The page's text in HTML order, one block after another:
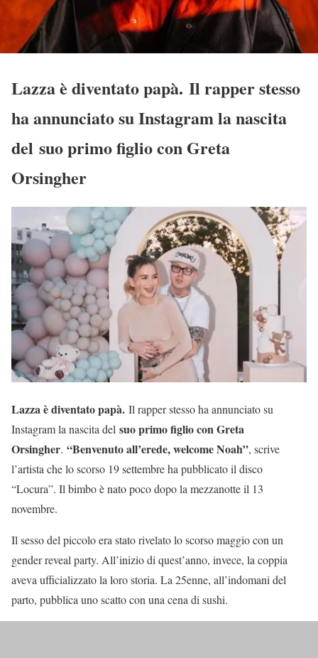
Lazza è diventato papà. Il rapper stesso
ha annunciato su Instagram la nascita
del suo primo figlio con Greta
Orsingher
Lazza è diventato papà. Il rapper stesso ha annunciato su
Instagram la nascita del suo primo figlio con Greta
Orsingher. “Benvenuto all’erede, welcome Noah”, scrive
l’artista che lo scorso 19 settembre ha pubblicato il disco
“Locura”. Il bimbo è nato poco dopo la mezzanotte il 13
novembre.
Il sesso del piccolo era stato rivelato lo scorso maggio con un
gender reveal party. All’inizio di quest’anno, invece, la coppia
aveva ufficializzato la loro storia. La 25enne, all’indomani del
parto, pubblica uno scatto con una cena di sushi.